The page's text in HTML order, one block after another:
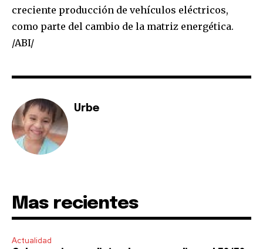
To subscribe, simply enter your email address on our website
or click the subscribe button below. Don't worry, we respect
your privacy and won't spam your inbox. Your information is
safe with us.
I've read and accept the
creciente producción de vehículos eléctricos,
como parte del cambio de la matriz energética.
/ABI/
Urbe
Mas recientes
Actualidad